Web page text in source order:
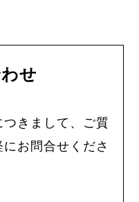
せ
きまして、ご質
お問合せくださ